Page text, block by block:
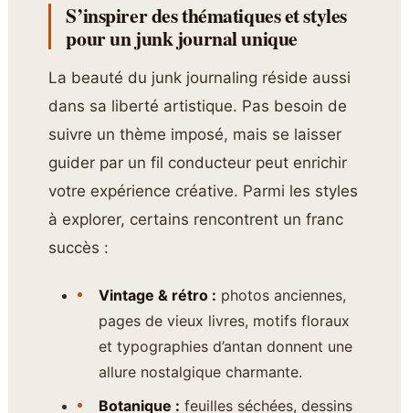
S’inspirer des thématiques et styles
pour un junk journal unique
La beauté du junk journaling réside aussi
dans sa liberté artistique. Pas besoin de
suivre un thème imposé, mais se laisser
guider par un fil conducteur peut enrichir
votre expérience créative. Parmi les styles
à explorer, certains rencontrent un franc
succès :
Vintage & rétro : photos anciennes,
pages de vieux livres, motifs floraux
et typographies d’antan donnent une
allure nostalgique charmante.
Botanique : feuilles séchées, dessins